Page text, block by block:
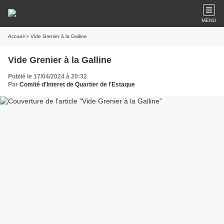
MENU
Accueil » Vide Grenier à la Galline
Vide Grenier à la Galline
Publié le 17/04/2024 à 20:32
Par Comité d'Interet de Quartier de l'Estaque